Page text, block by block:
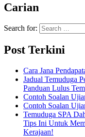
Carian
Search for:
Post Terkini
Cara Jana
Jadual Temuduga
Panduan Lulus
Contoh Soalan
Contoh Soalan
Temuduga SPA
Tips Ini Untuk
Kerajaan!